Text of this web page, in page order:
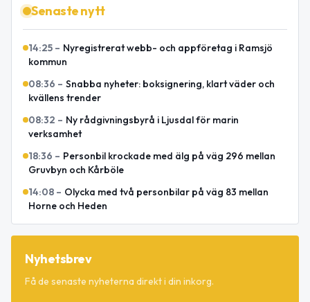
Senaste nytt
14:25 – Nyregistrerat webb- och appföretag i Ramsjö
kommun
08:36 – Snabba nyheter: boksignering, klart väder och
kvällens trender
08:32 – Ny rådgivningsbyrå i Ljusdal för marin
verksamhet
18:36 – Personbil krockade med älg på väg 296 mellan
Gruvbyn och Kårböle
14:08 – Olycka med två personbilar på väg 83 mellan
Horne och Heden
Nyhetsbrev
Få de senaste nyheterna direkt i din inkorg.